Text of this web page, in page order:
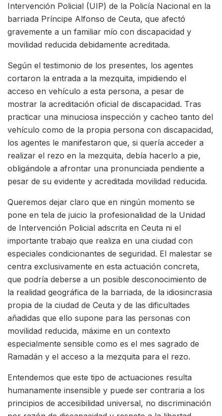
Intervención Policial (UIP) de la Policía Nacional en la
barriada Príncipe Alfonso de Ceuta, que afectó
gravemente a un familiar mío con discapacidad y
movilidad reducida debidamente acreditada.
Según el testimonio de los presentes, los agentes
cortaron la entrada a la mezquita, impidiendo el
acceso en vehículo a esta persona, a pesar de
mostrar la acreditación oficial de discapacidad. Tras
practicar una minuciosa inspección y cacheo tanto del
vehículo como de la propia persona con discapacidad,
los agentes le manifestaron que, si quería acceder a
realizar el rezo en la mezquita, debía hacerlo a pie,
obligándole a afrontar una pronunciada pendiente a
pesar de su evidente y acreditada movilidad reducida.
Queremos dejar claro que en ningún momento se
pone en tela de juicio la profesionalidad de la Unidad
de Intervención Policial adscrita en Ceuta ni el
importante trabajo que realiza en una ciudad con
especiales condicionantes de seguridad. El malestar se
centra exclusivamente en esta actuación concreta,
que podría deberse a un posible desconocimiento de
la realidad geográfica de la barriada, de la idiosincrasia
propia de la ciudad de Ceuta y de las dificultades
añadidas que ello supone para las personas con
movilidad reducida, máxime en un contexto
especialmente sensible como es el mes sagrado de
Ramadán y el acceso a la mezquita para el rezo.
Entendemos que este tipo de actuaciones resulta
humanamente insensible y puede ser contraria a los
principios de accesibilidad universal, no discriminación